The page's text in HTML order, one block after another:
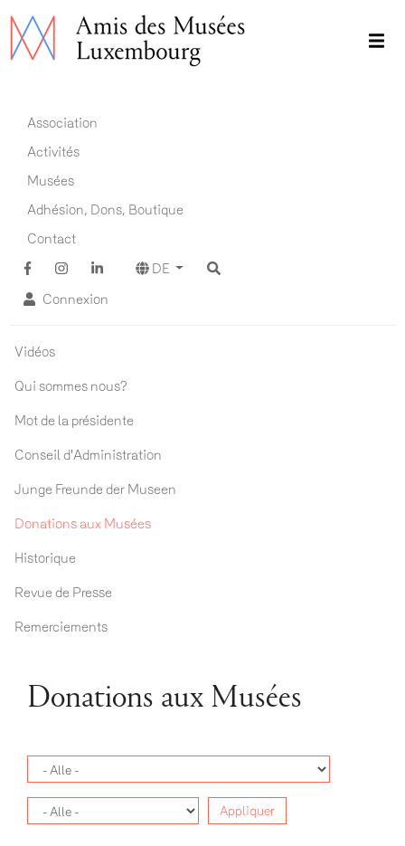
Direkt
zum
Main navigation DE
Association
Activités
Musées
Adhésion, Dons, Boutique
Contact
DE
Connexion
Association ADM
Vidéos
Qui sommes nous?
Mot de la présidente
Conseil d'Administration
Junge Freunde der Museen
Donations aux Musées
Historique
Revue de Presse
Remerciements
Donations aux Musées
Appliquer